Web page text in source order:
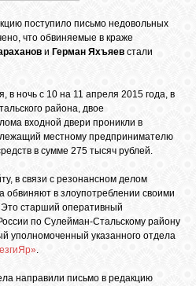
поступило письмо недовольных
что обвиняемые в краже
и Герман Яхъяев стали
в ночь с 10 на 11 апреля 2015 года, в
района, двое
входной двери проникли в
местному предпринимателю
в сумме 275 тысяч рублей.
в связи с резонансном делом
обвиняют в злоупотреблении своими
старший оперативный
по Сулейман-Стальскому району
уполномоченный указанного отдела
.
направили письмо в редакцию